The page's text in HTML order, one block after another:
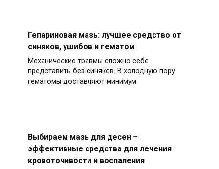
Гепариновая мазь: лучшее средство от
синяков, ушибов и гематом
Механические травмы сложно себе
представить без синяков. В холодную пору
гематомы доставляют минимум
Выбираем мазь для десен –
эффективные средства для лечения
кровоточивости и воспаления